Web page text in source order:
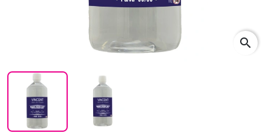
search